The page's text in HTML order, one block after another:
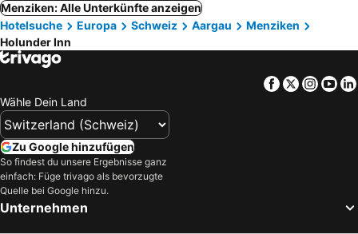
Menziken: Alle Unterkünfte anzeigen
Hotelsuche
Europa Schweiz Aargau
Menziken
Holunder Inn
Facebook
Twitter
Wähle Dein Land
Zu Google hinzufügen
So findest du unsere Ergebnisse ganz
einfach: Füge trivago als bevorzugte
Quelle bei Google hinzu.
Unternehmen